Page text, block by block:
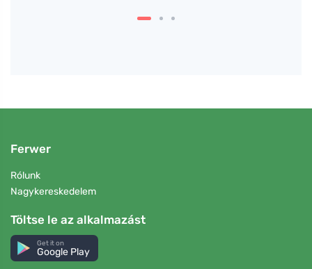
Ferwer
Rólunk
Nagykereskedelem
Töltse le az alkalmazást
Get it on
Google Play